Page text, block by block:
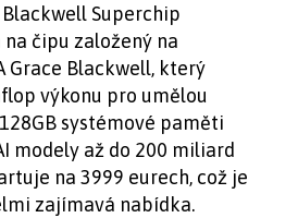
Blackwell Superchip
čipu založený na
Grace Blackwell, který
výkonu pro umělou
systémové paměti
modely až do 200 miliard
na 3999 eurech, což je
zajímavá nabídka.